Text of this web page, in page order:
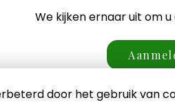
door het gebruik van
We kijken ernaar uit om